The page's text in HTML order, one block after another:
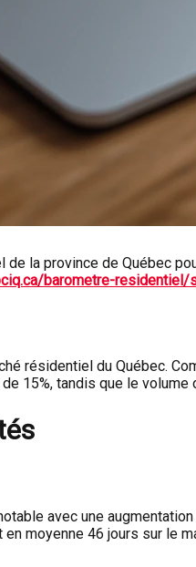
la province de Québec
barometre-
résidentiel du Québec.
15%, tandis que le
avec une
moyenne 46 jours sur le